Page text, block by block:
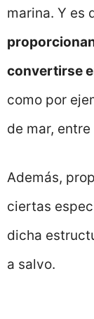
marina. Y es
convertirse
como por
de mar, entre
Además,
ciertas
dicha
a salvo.